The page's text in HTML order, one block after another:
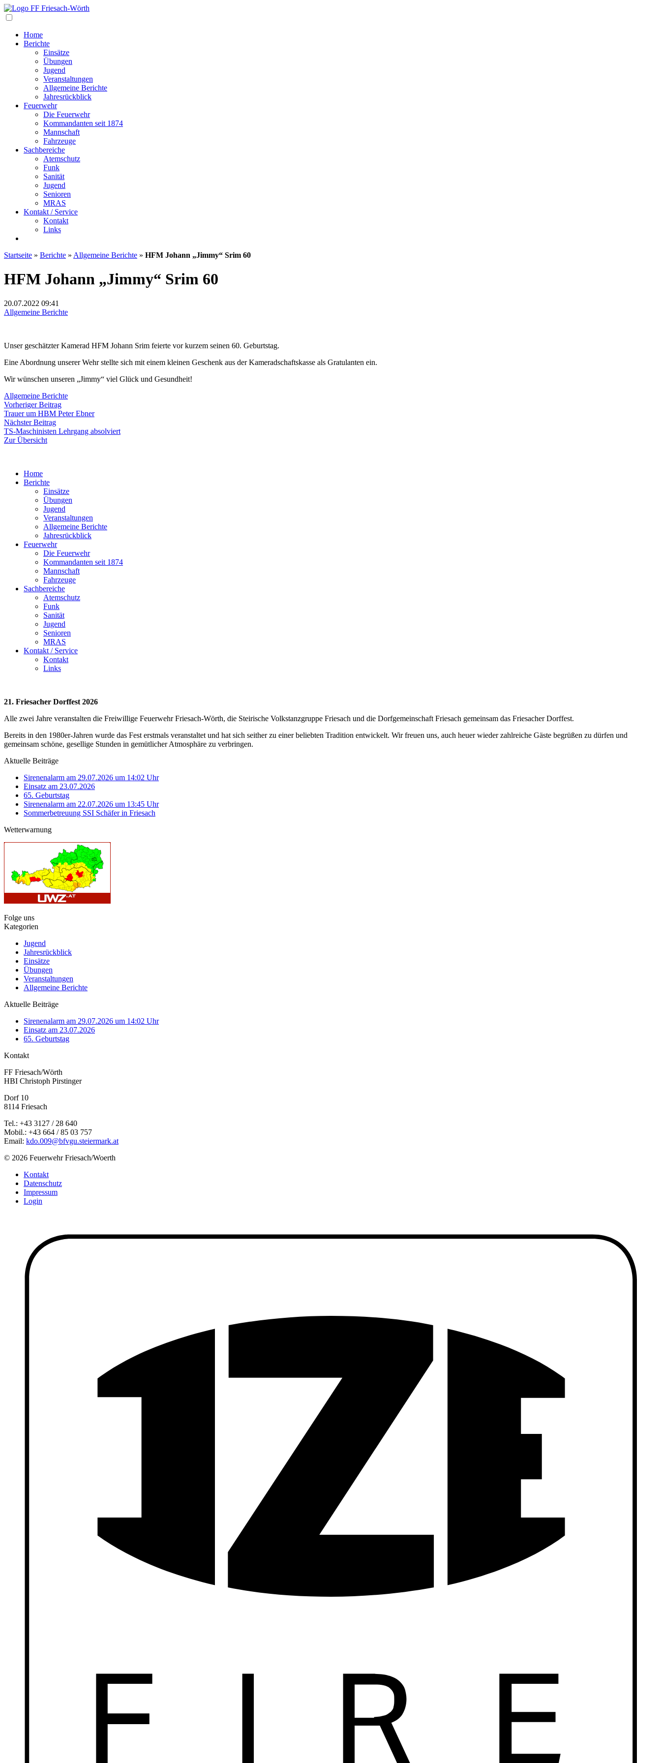
Home
Berichte
Einsätze
Übungen
Jugend
Veranstaltungen
Allgemeine Berichte
Jahresrückblick
Feuerwehr
Die Feuerwehr
Kommandanten seit 1874
Mannschaft
Fahrzeuge
Sachbereiche
Atemschutz
Funk
Sanität
Jugend
Senioren
MRAS
Kontakt / Service
Kontakt
Links
Startseite » Berichte » Allgemeine Berichte » HFM Johann „Jimmy“ Srim 60
HFM Johann „Jimmy“ Srim 60
20.07.2022 09:41
Allgemeine Berichte
Unser geschätzter Kamerad HFM Johann Srim feierte vor kurzem seinen 60. Geburtstag.
Eine Abordnung unserer Wehr stellte sich mit einem kleinen Geschenk aus der Kameradschaftskasse als Gratulanten ein.
Wir wünschen unseren „Jimmy“ viel Glück und Gesundheit!
Allgemeine Berichte
Beitragsnavigation
Vorheriger BeitragVorheriger
Beitrag:
Trauer um HBM Peter Ebner
Nächster BeitragNächster
Beitrag:
TS-Maschinisten Lehrgang absolviert
Zur Übersicht
Home
Berichte
Einsätze
Übungen
Jugend
Veranstaltungen
Allgemeine Berichte
Jahresrückblick
Feuerwehr
Die Feuerwehr
Kommandanten seit 1874
Mannschaft
Fahrzeuge
Sachbereiche
Atemschutz
Funk
Sanität
Jugend
Senioren
MRAS
Kontakt / Service
Kontakt
Links
21. Friesacher Dorffest 2026
Alle zwei Jahre veranstalten die Freiwillige Feuerwehr Friesach-Wörth, die Steirische Volkstanzgruppe Friesach und die Dorfgemeinschaft Friesach gemeinsam das Friesacher Dorffest.
Bereits in den 1980er-Jahren wurde das Fest erstmals veranstaltet und hat sich seither zu einer beliebten Tradition entwickelt. Wir freuen uns, auch heuer wieder zahlreiche Gäste begrüßen zu dürfen und
gemeinsam schöne, gesellige Stunden in gemütlicher Atmosphäre zu verbringen.
Aktuelle Beiträge
Sirenenalarm am 29.07.2026 um 14:02 Uhr
Einsatz am 23.07.2026
65. Geburtstag
Sirenenalarm am 22.07.2026 um 13:45 Uhr
Sommerbetreuung SSI Schäfer in Friesach
Wetterwarnung
Folge uns
Kategorien
Jugend
Jahresrückblick
Einsätze
Übungen
Veranstaltungen
Allgemeine Berichte
Aktuelle Beiträge
Sirenenalarm am 29.07.2026 um 14:02 Uhr
Einsatz am 23.07.2026
65. Geburtstag
Kontakt
FF Friesach/Wörth
HBI Christoph Pirstinger
Dorf 10
8114 Friesach
Tel.: +43 3127 / 28 640
Mobil.: +43 664 / 85 03 757
Email: kdo.009@bfvgu.steiermark.at
© 2026 Feuerwehr Friesach/Woerth
Kontakt
Datenschutz
Impressum
Login